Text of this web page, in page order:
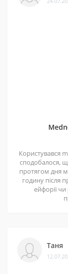
Маємо хороші
допомогли
Користувався
сподобалося,
протягом дня
годину після
ейфорії
Таня